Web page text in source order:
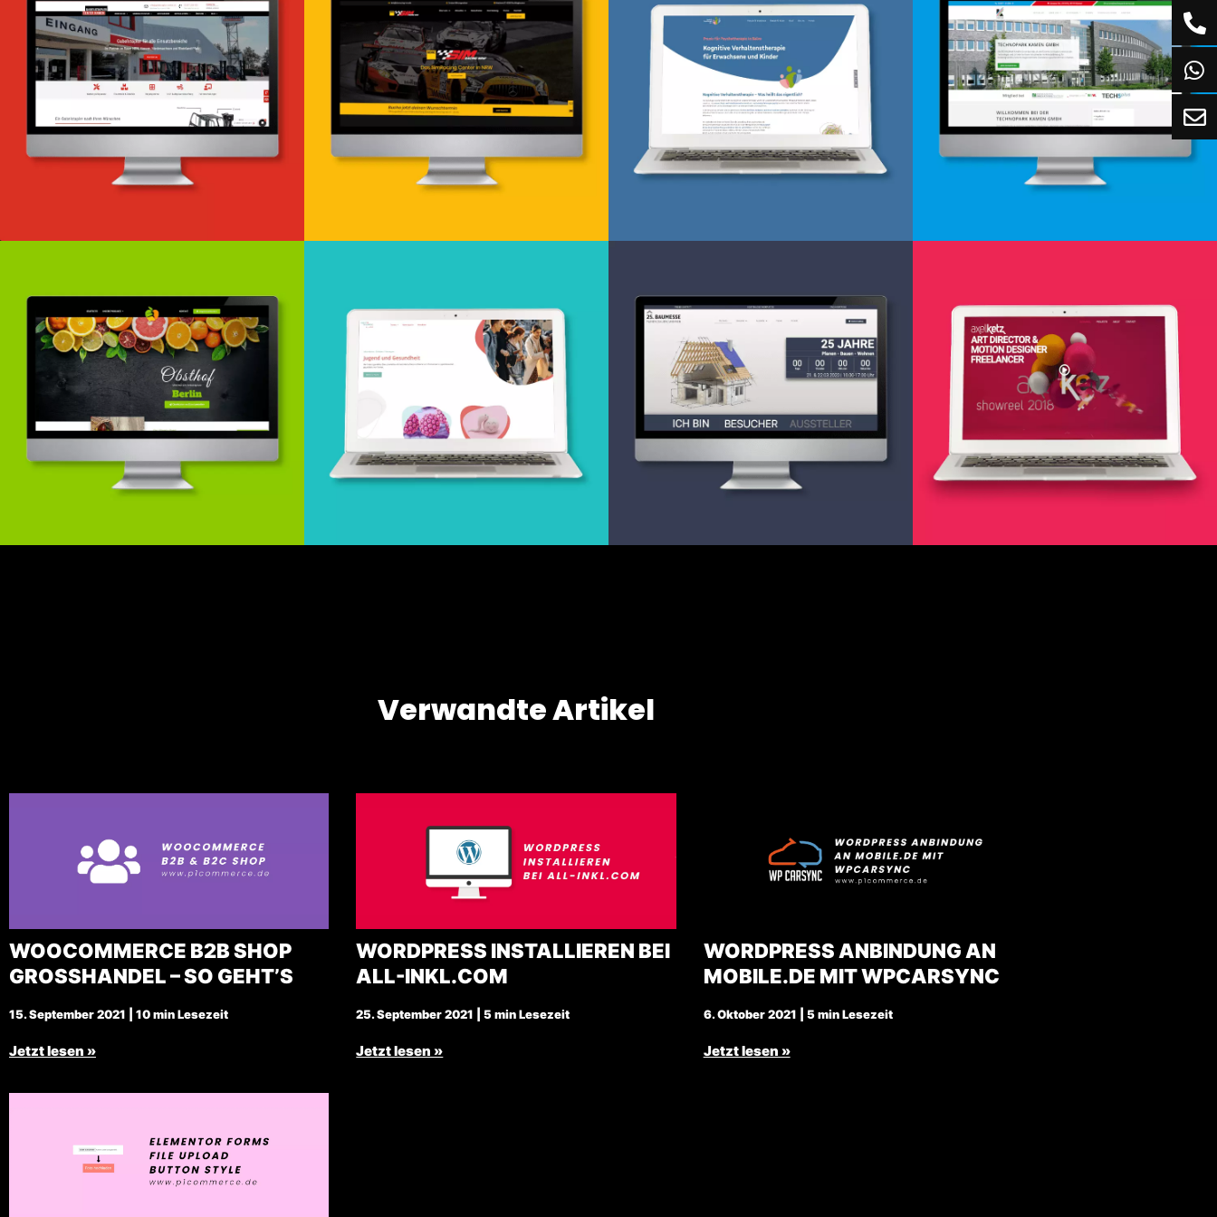
Webdesign & -entwicklung
Webentwicklung
Webdesign & -entwicklung
Webdesign & -entwicklung
Webentwicklung
Webdesign & -entwicklung WordPress & Elementor Schulung
Verwandte Artikel
WOOCOMMERCE B2B SHOP
GROSSHANDEL – SO GEHT’S
15. September 2021 | 10 min Lesezeit
Jetzt lesen »
WORDPRESS INSTALLIEREN BEI
ALL-INKL.COM
25. September 2021 | 5 min Lesezeit
Jetzt lesen »
WORDPRESS ANBINDUNG AN
MOBILE.DE MIT WPCARSYNC
6. Oktober 2021 | 5 min Lesezeit
Jetzt lesen »